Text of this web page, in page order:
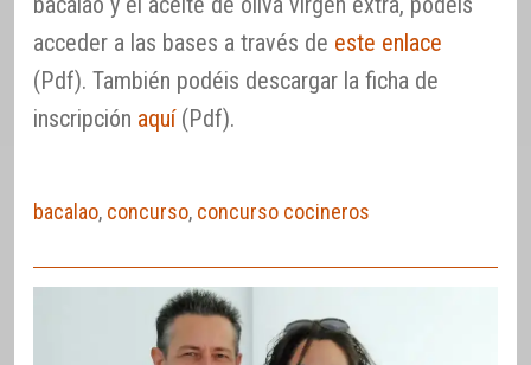
acceder a las bases a través de este enlace
(Pdf). También podéis descargar la ficha de
inscripción aquí(Pdf).
bacalao, concurso, concurso cocineros